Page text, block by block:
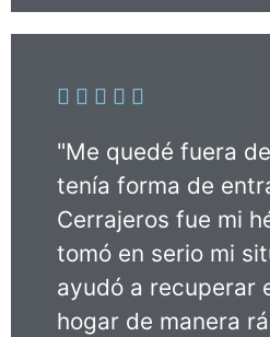
    
"Me quedé fuera
tenía forma de
Cerrajeros fue mi
tomó en serio mi
ayudó a recuperar
hogar de manera